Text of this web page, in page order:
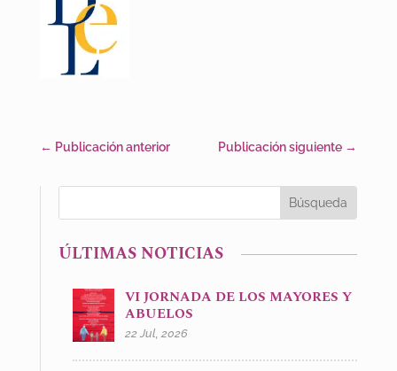
← Publicación anterior Publicación siguiente →
ÚLTIMAS NOTICIAS
VI JORNADA DE LOS MAYORES Y
ABUELOS
22 Jul, 2026